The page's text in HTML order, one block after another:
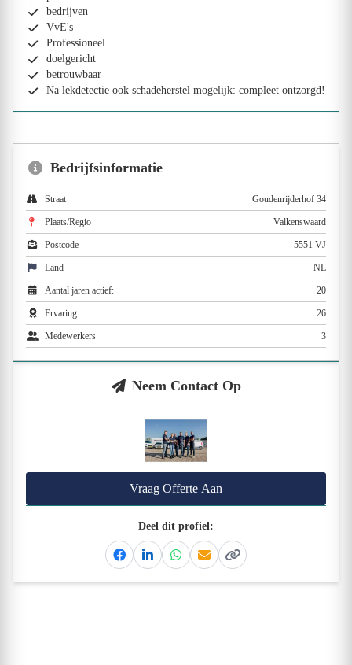
bedrijven
VvE's
Professioneel
doelgericht
betrouwbaar
Na lekdetectie ook schadeherstel mogelijk: compleet ontzorgd!
Bedrijfsinformatie
Straat Goudenrijderhof 34
Plaats/Regio Valkenswaard
Postcode 5551 VJ
Land NL
Aantal jaren actief: 20
Ervaring 26
Medewerkers 3
Neem Contact Op
Vraag Offerte Aan
Deel dit profiel:
FacebookLinkedinWhatsapp
EmailKopieer link